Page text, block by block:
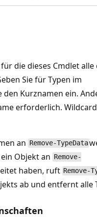
die dieses Cmdlet
Sie für Typen im
den Kurznamen ein.
erforderlich.
an Remove-TypeData
Objekt an Remove-
haben, ruft Remove-
ab und entfernt alle